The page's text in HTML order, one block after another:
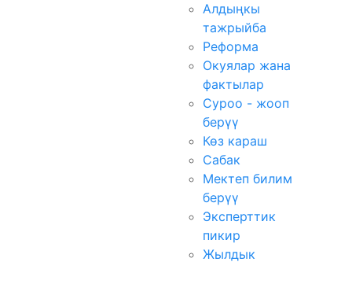
Алдыңкы
тажрыйба
Реформа
Окуялар жана
фактылар
Суроо - жооп
берүү
Көз караш
Сабак
Мектеп билим
берүү
Эксперттик
пикир
Жылдык